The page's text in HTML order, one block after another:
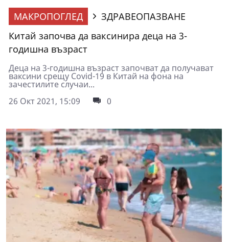
МАКРОПОГЛЕД
ЗДРАВЕОПАЗВАНЕ
Китай започва да ваксинира деца на 3-
годишна възраст
Деца на 3-годишна възраст започват да получават
ваксини срещу Covid-19 в Китай на фона на
зачестилите случаи...
26 Окт 2021, 15:09
0